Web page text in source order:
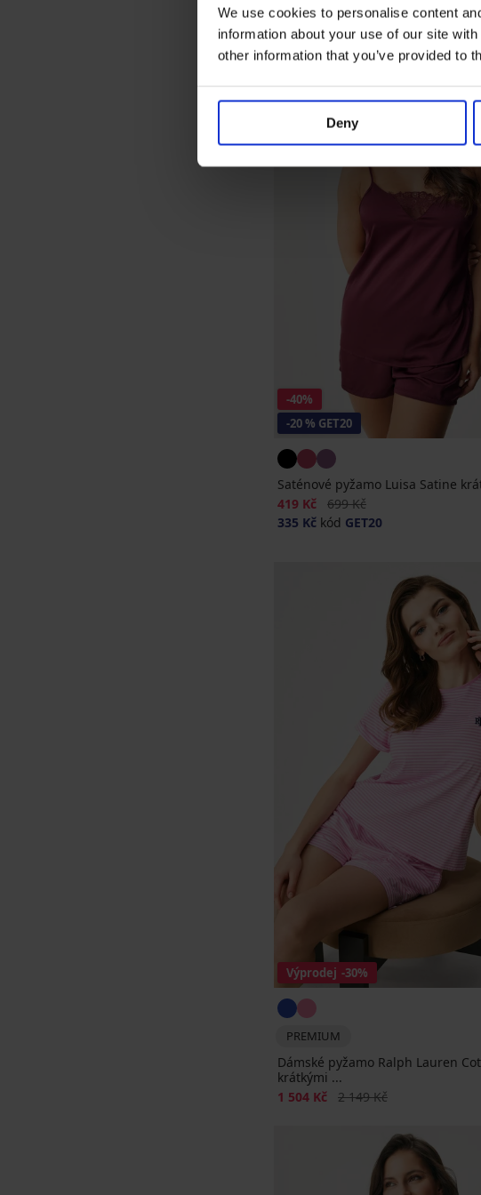
We use cookies to personalise content
information about your use of our site
other information that you’ve provided to
Deny
-40%
-20 % GET20
Saténové pyžamo Luisa Satine
Sleva
419 Kč Původní cena
699 Kč
335 Kč kód GET20
Výprodej -30%
PREMIUM
Dámské pyžamo Ralph Lauren
krátkými ...
Sleva
1 504 Kč Původní cena
2 149 Kč